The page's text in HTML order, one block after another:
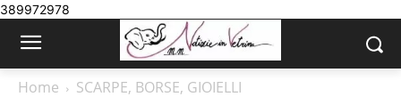
389972978
Home SCARPE, BORSE, GIOIELLI